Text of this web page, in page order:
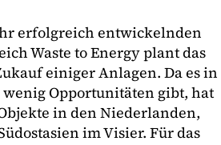
erfolgreich entwickelnden
Waste to Energy plant das
einiger Anlagen. Da es in
Opportunitäten gibt, hat
in den Niederlanden,
im Visier. Für das